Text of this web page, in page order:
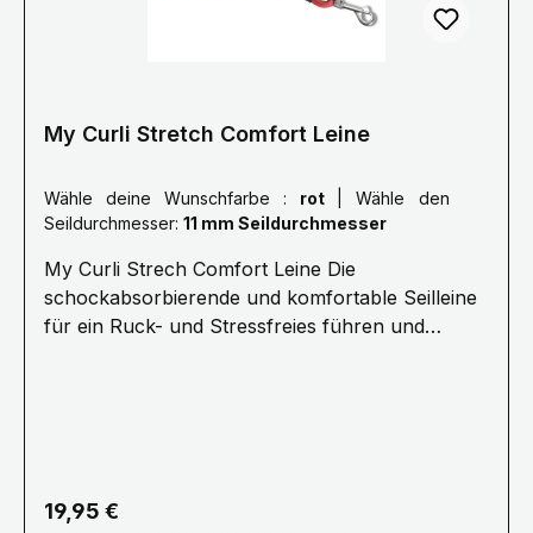
My Curli Stretch Comfort Leine
Wähle deine Wunschfarbe : rot
Seildurchmesser: 11 mm Seildurchmesser
My Curli Strech Comfort Leine Die
schockabsorbierende und komfortable Seilleine
für ein Ruck- und Stressfreies führen und
den besten Halt, Kontrolle und Sicherheit·
Kotbeutelspender „Snap-In“
Regulärer Preis:
19,95 €